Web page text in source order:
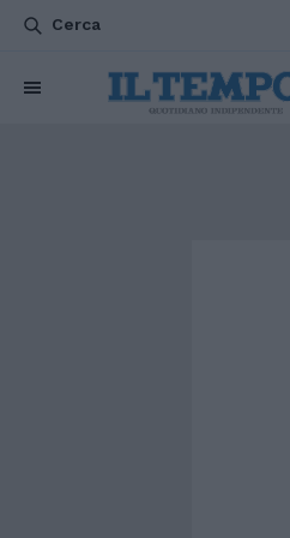
Cerca